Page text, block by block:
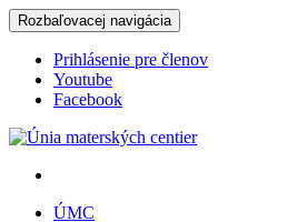
Rozbaľovacej navigácia
Prihlásenie pre členov
Youtube
Facebook
Únia materských centier
ÚMC